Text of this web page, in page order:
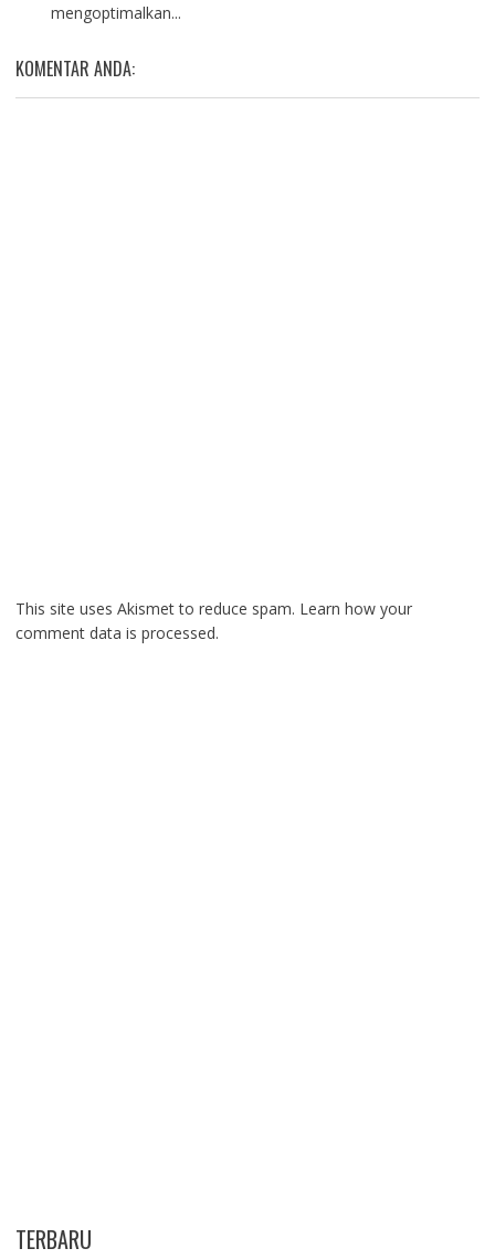
mengoptimalkan...
KOMENTAR ANDA:
This site uses Akismet to reduce spam. Learn how your
comment data is processed.
TERBARU